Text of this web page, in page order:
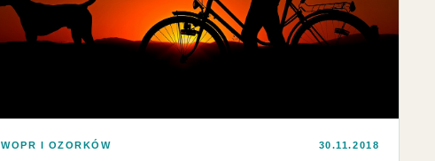
WOPR I OZORKÓW 30.11.2018